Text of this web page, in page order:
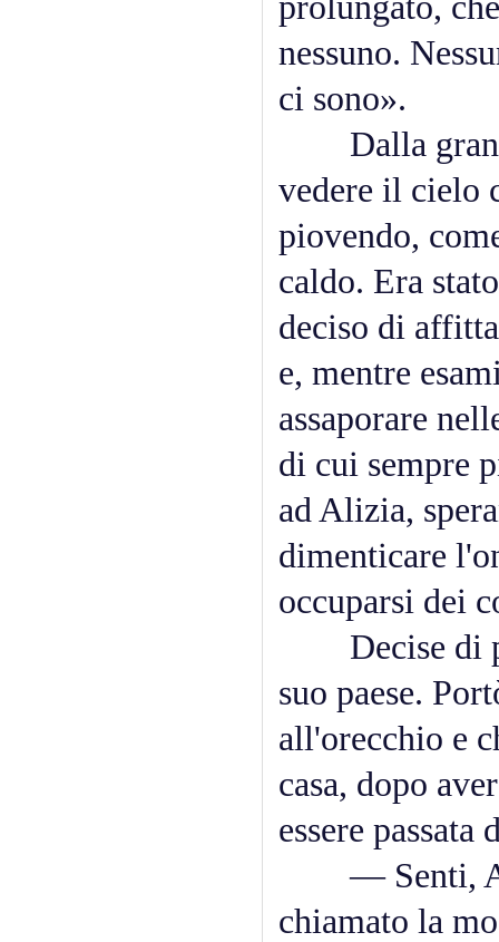
nessuno.
ci sono».
Dalla
vedere il cielo
piovendo,
caldo. Era
deciso di
e, mentre
assaporare
di cui sempre
ad Alizia,
dimenticare
occuparsi dei
Decise di
suo paese.
all'orecchio e
casa, dopo
essere passata
— Senti,
chiamato la